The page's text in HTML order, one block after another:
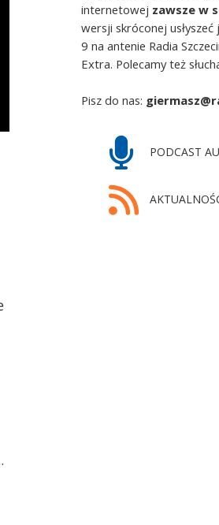
internetowej zawsze w
wersji skróconej
9 na antenie Radia
Extra. Polecamy też
Pisz do nas:
PODCAST